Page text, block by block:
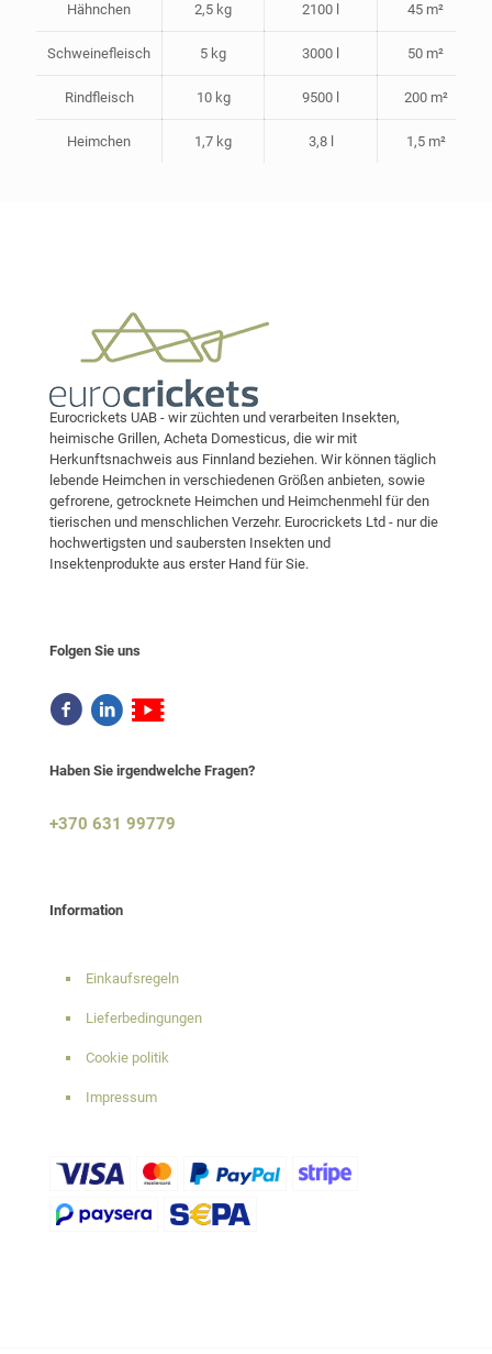
Hähnchen 2,5 kg 2100 l 45 m²
Schweinefleisch 5 kg 3000 l 50 m²
Rindfleisch 10 kg 9500 l 200 m²
Heimchen 1,7 kg 3,8 l 1,5 m²
Eurocrickets UAB - wir züchten und verarbeiten Insekten,
heimische Grillen, Acheta Domesticus, die wir mit
Herkunftsnachweis aus Finnland beziehen. Wir können täglich
lebende Heimchen in verschiedenen Größen anbieten, sowie
gefrorene, getrocknete Heimchen und Heimchenmehl für den
tierischen und menschlichen Verzehr. Eurocrickets Ltd - nur die
hochwertigsten und saubersten Insekten und
Insektenprodukte aus erster Hand für Sie.
Folgen Sie uns
Haben Sie irgendwelche Fragen?
+370 631 99779
Information
Einkaufsregeln
Lieferbedingungen
Cookie politik
Impressum